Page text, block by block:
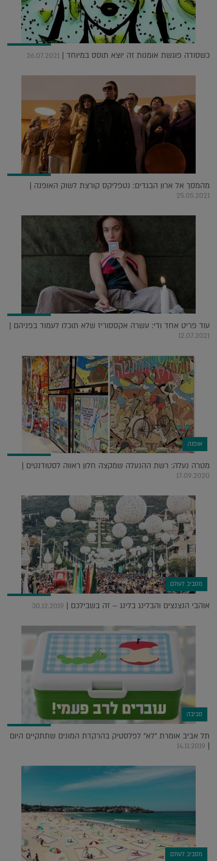
כשסודה פוגשת אומנות זה יוצא תוסס במיוחד | 26.07.2021
מהמסך אל ארון הבגדים: נטפליקס קורצת לשוק האופנה |
25.05.2021
עוד פריט אחד ודי: עשרה אקססוריז שלא תוכלו לעמוד בפניהם |
12.07.2021
אופנה
מטרה נעלה: רשת ההנעלה שמקצה חלון ראווה לסטודנטים |
17.09.2020
מסביב לעולם
אוהבי הנצנצים והבלינג בלינג – זה בשבילכם | 30.12.2019
סביבה
תל אביב אומרת "לא" לפלסטיק בהרקדת המונים שתתקיים היום
|
14.11.2019
מסביב לעולם